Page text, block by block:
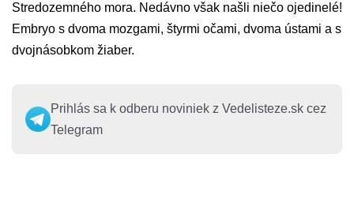
Stredozemného mora. Nedávno však našli niečo ojedinelé!
Embryo s dvoma mozgami, štyrmi očami, dvoma ústami a s
dvojnásobkom žiaber.
Prihlás sa k odberu noviniek z Vedelisteze.sk cez
Telegram